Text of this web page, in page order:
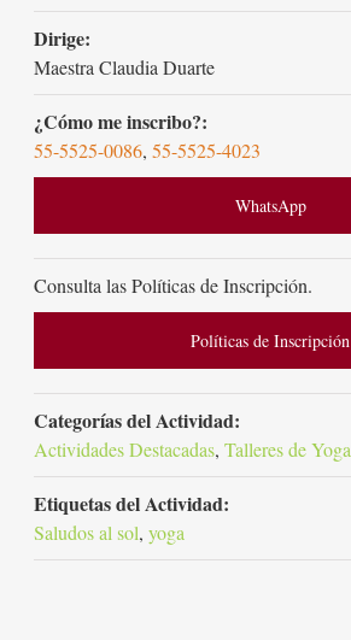
Dirige:
Maestra Claudia Duarte
¿Cómo me inscribo?:
55-5525-0086,55-5525-4023
WhatsApp
Consulta las Políticas de Inscripción.
Políticas de Inscripción
Categorías del Actividad:
Actividades Destacadas,Talleres de Yoga
Etiquetas del Actividad:
Saludos al sol,yoga